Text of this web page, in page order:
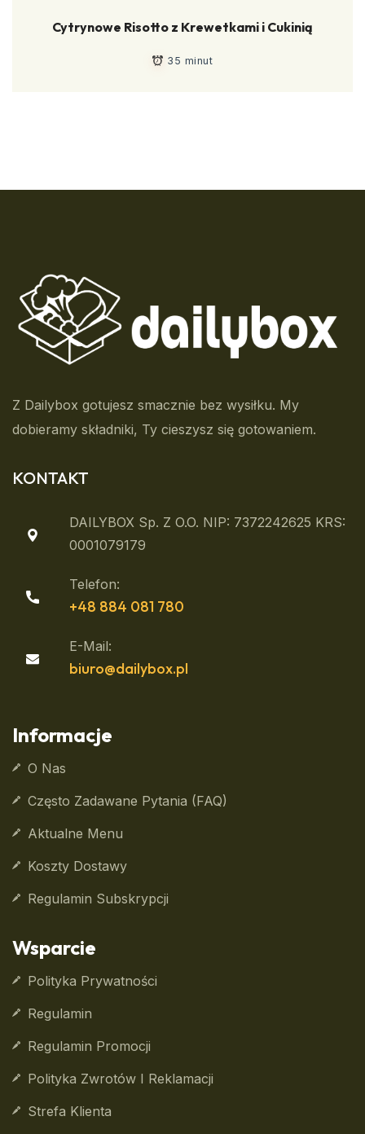
Cytrynowe Risotto z Krewetkami i Cukinią
35 minut
Z Dailybox gotujesz smacznie bez wysiłku. My
dobieramy składniki, Ty cieszysz się gotowaniem.
KONTAKT
DAILYBOX Sp. Z O.o. NIP: 7372242625 KRS:
0001079179
Telefon:
+48 884 081 780
E-Mail:
biuro@dailybox.pl
Informacje
O Nas
Często Zadawane Pytania (FAQ)
Aktualne Menu
Koszty Dostawy
Regulamin Subskrypcji
Wsparcie
Polityka Prywatności
Regulamin
Regulamin Promocji
Polityka Zwrotów I Reklamacji
Strefa Klienta